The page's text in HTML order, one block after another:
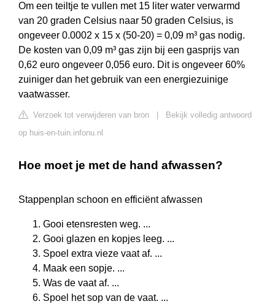
Om een teiltje te vullen met 15 liter water verwarmd
van 20 graden Celsius naar 50 graden Celsius, is
ongeveer 0.0002 x 15 x (50-20) = 0,09 m³ gas nodig.
De kosten van 0,09 m³ gas zijn bij een gasprijs van
0,62 euro ongeveer 0,056 euro. Dit is ongeveer 60%
zuiniger dan het gebruik van een energiezuinige
vaatwasser.
Verzoek tot verwijderen van bron
Bekijk volledig antwoord
op huis-en-tuin.infonu.nl
Hoe moet je met de hand afwassen?
Stappenplan schoon en efficiënt afwassen
Gooi etensresten weg. ...
Gooi glazen en kopjes leeg. ...
Spoel extra vieze vaat af. ...
Maak een sopje. ...
Was de vaat af. ...
Spoel het sop van de vaat. ...